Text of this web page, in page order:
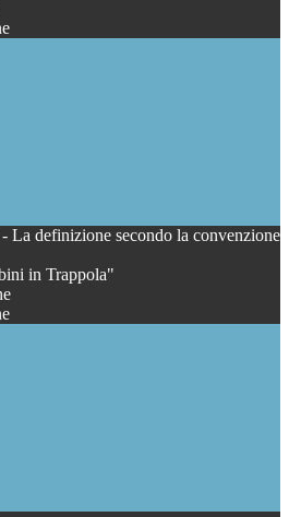
La definizione secondo la convenzione
in Trappola"